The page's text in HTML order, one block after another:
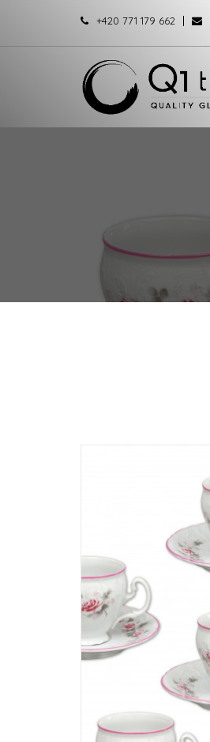
+420 771 179 662